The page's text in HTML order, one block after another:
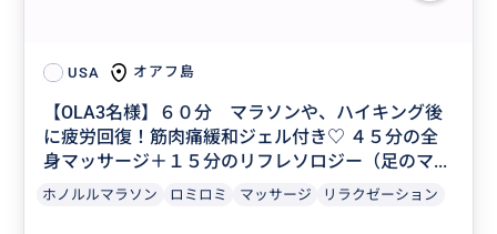
USA オアフ島
【OLA3名様】６０分 マラソンや、ハイキング後
に疲労回復！筋肉痛緩和ジェル付き♡ ４５分の全
身マッサージ＋１５分のリフレソロジー（足のマ...
ホノルルマラソン ロミロミ マッサージ リラクゼーション